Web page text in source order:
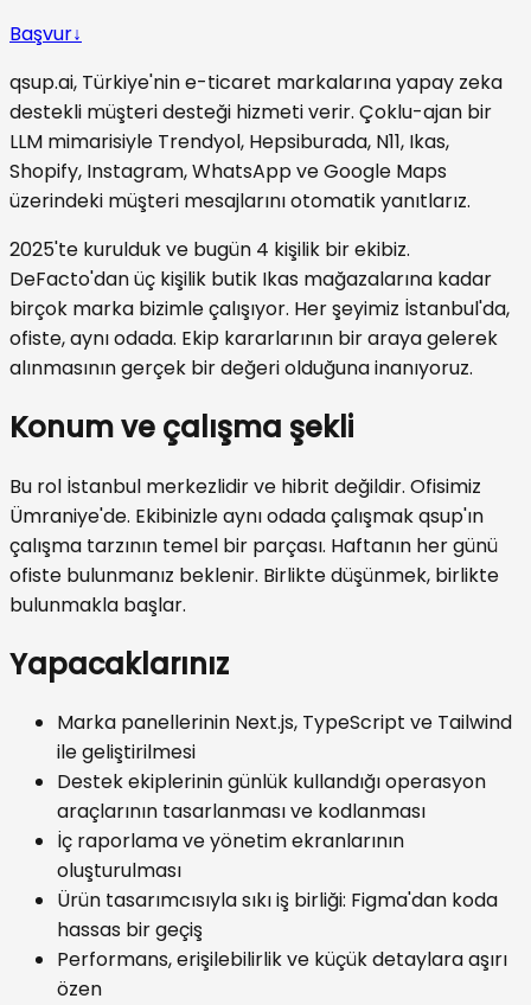
Başvur↓
qsup.ai, Türkiye'nin e-ticaret markalarına yapay zeka
destekli müşteri desteği hizmeti verir. Çoklu-ajan bir
LLM mimarisiyle Trendyol, Hepsiburada, N11, Ikas,
Shopify, Instagram, WhatsApp ve Google Maps
üzerindeki müşteri mesajlarını otomatik yanıtlarız.
2025'te kurulduk ve bugün 4 kişilik bir ekibiz.
DeFacto'dan üç kişilik butik Ikas mağazalarına kadar
birçok marka bizimle çalışıyor. Her şeyimiz İstanbul'da,
ofiste, aynı odada. Ekip kararlarının bir araya gelerek
alınmasının gerçek bir değeri olduğuna inanıyoruz.
Konum ve çalışma şekli
Bu rol İstanbul merkezlidir ve hibrit değildir. Ofisimiz
Ümraniye'de. Ekibinizle aynı odada çalışmak qsup'ın
çalışma tarzının temel bir parçası. Haftanın her günü
ofiste bulunmanız beklenir. Birlikte düşünmek, birlikte
bulunmakla başlar.
Yapacaklarınız
Marka panellerinin Next.js, TypeScript ve Tailwind
ile geliştirilmesi
Destek ekiplerinin günlük kullandığı operasyon
araçlarının tasarlanması ve kodlanması
İç raporlama ve yönetim ekranlarının
oluşturulması
Ürün tasarımcısıyla sıkı iş birliği: Figma'dan koda
hassas bir geçiş
Performans, erişilebilirlik ve küçük detaylara aşırı
özen